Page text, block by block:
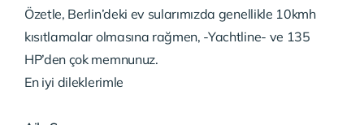
Özetle, Berlin’deki ev sularımızda genellikle 10kmh
kısıtlamalar olmasına rağmen, -Yachtline- ve 135
HP’den çok memnunuz.
En iyi dileklerimle